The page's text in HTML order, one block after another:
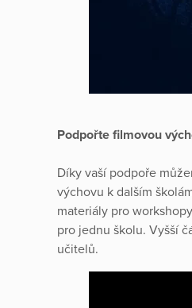
Podpořte filmovou
Díky vaší podpoře
výchovu k dalším
materiály pro
pro jednu školu. Vyšší
učitelů.